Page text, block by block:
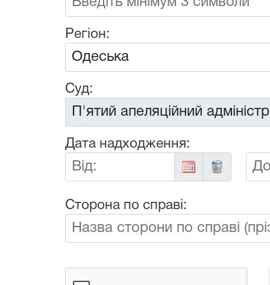
Регіон:
Суд:
Дата надходження:
Від:
До:
Сторона по справі: